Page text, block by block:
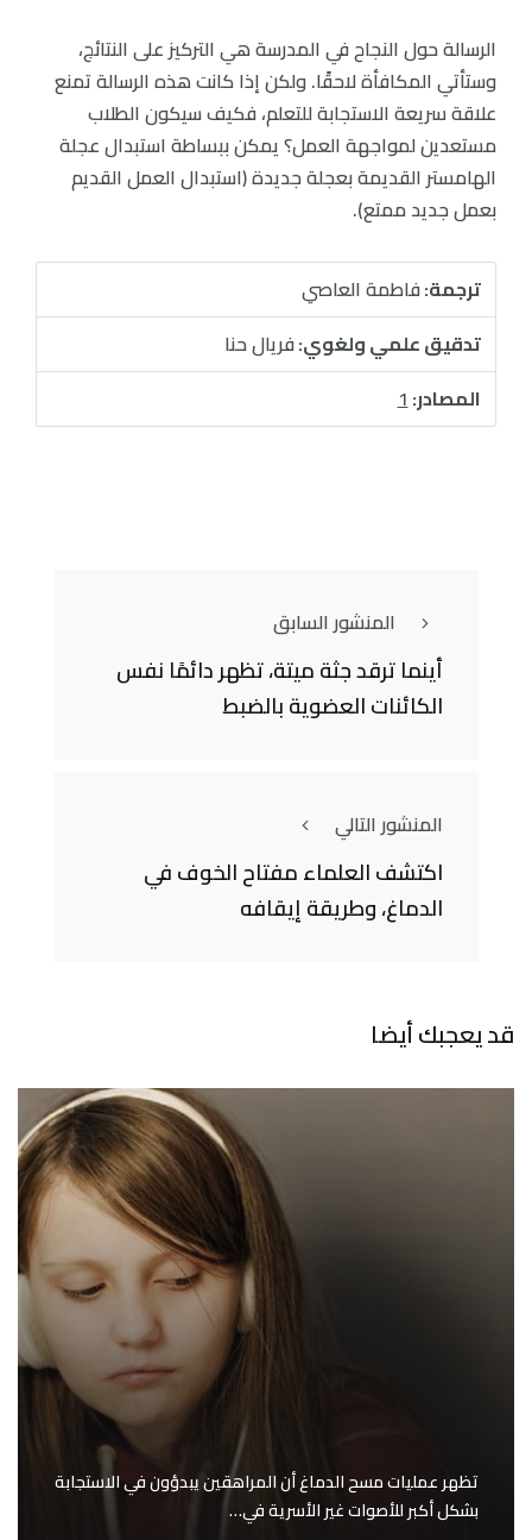
الرسالة حول النجاح في المدرسة هي التركيز على النتائج،
وستأتي المكافأة لاحقًا. ولكن إذا كانت هذه الرسالة تمنع
علاقة سريعة الاستجابة للتعلم، فكيف سيكون الطلاب
مستعدين لمواجهة العمل؟ يمكن ببساطة استبدال عجلة
الهامستر القديمة بعجلة جديدة (استبدال العمل القديم
بعمل جديد ممتع).
ترجمة:فاطمة العاصي
تدقيق علمي ولغوي:فريال حنا
المصادر:1
المنشور السابق
أينما ترقد جثة ميتة، تظهر دائمًا نفس
الكائنات العضوية بالضبط
المنشور التالي
اكتشف العلماء مفتاح الخوف في
الدماغ، وطريقة إيقافه
قد يعجبك أيضا
تظهر عمليات مسح الدماغ أن المراهقين يبدؤون في الاستجابة
بشكل أكبر للأصوات غير الأسرية في…